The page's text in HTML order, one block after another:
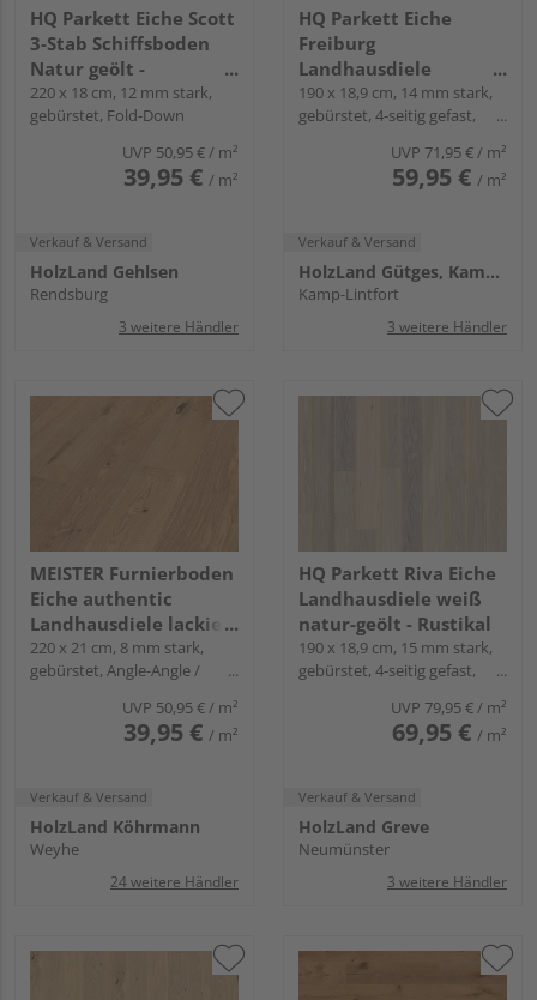
HQ Parkett Eiche Scott
3-Stab Schiffsboden
Natur geölt -
Schiffsboden 2.5
220 x 18 cm, 12 mm stark,
gebürstet, Fold-Down
UVP 50,95 €/ m²
39,95 € / m²
Verkauf & Versand
HolzLand Gehlsen
Rendsburg
3 weitere Händler
HQ Parkett Eiche
Freiburg
Landhausdiele
Roheffekt natur-geölt -
Rustikal
190 x 18,9 cm, 14 mm stark,
gebürstet, 4-seitig gefast,
UVP 71,95 €/ m²
59,95 € / m²
Verkauf & Versand
HolzLand Gütges, Kamp-Lintfort
Kamp-Lintfort
3 weitere Händler
MEISTER Furnierboden
Eiche authentic
Landhausdiele lackiert
- Natureflex HD 100
220 x 21 cm, 8 mm stark,
gebürstet, Angle-Angle /
UVP 50,95 €/ m²
39,95 € / m²
Verkauf & Versand
HolzLand Köhrmann
Weyhe
24 weitere Händler
HQ Parkett Riva Eiche
Landhausdiele weiß
natur-geölt - Rustikal
190 x 18,9 cm, 15 mm stark,
gebürstet, 4-seitig gefast,
UVP 79,95 €/ m²
69,95 € / m²
Verkauf & Versand
HolzLand Greve
Neumünster
3 weitere Händler